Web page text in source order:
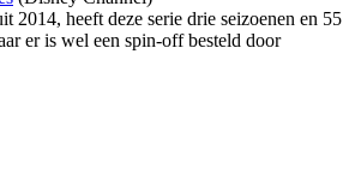
2014, heeft deze serie drie seizoenen en 55
er is wel een spin-off besteld door